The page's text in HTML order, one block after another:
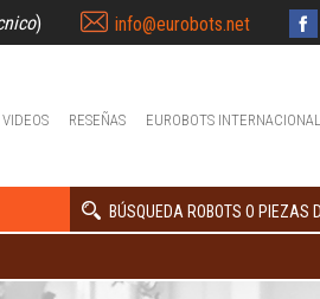
) info@eurobots.net
RESEÑAS EUROBOTS INTERNACIONAL
BÚSQUEDA ROBOTS O PIEZAS